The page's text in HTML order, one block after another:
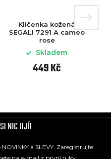
Klíčenka kožená
SEGALI 7291 A cameo
rose
Skladem
449 Kč
NIC UJÍT
a SLEVY. Zaregistrujte